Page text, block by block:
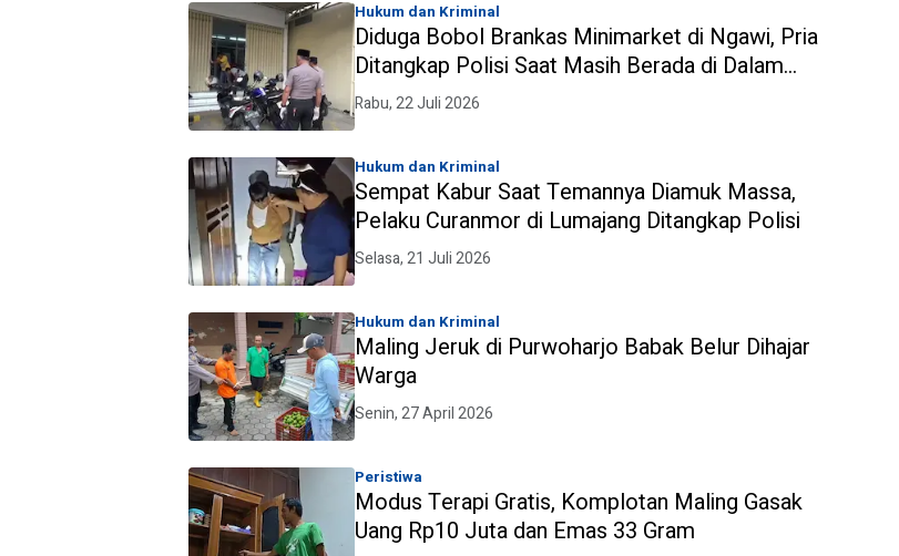
Hukum dan Kriminal
Diduga Bobol Brankas Minimarket di Ngawi, Pria
Ditangkap Polisi Saat Masih Berada di Dalam
Toko
Rabu, 22 Juli 2026
Hukum dan Kriminal
Sempat Kabur Saat Temannya Diamuk Massa,
Pelaku Curanmor di Lumajang Ditangkap Polisi
Selasa, 21 Juli 2026
Hukum dan Kriminal
Maling Jeruk di Purwoharjo Babak Belur Dihajar
Warga
Senin, 27 April 2026
Peristiwa
Modus Terapi Gratis, Komplotan Maling Gasak
Uang Rp10 Juta dan Emas 33 Gram